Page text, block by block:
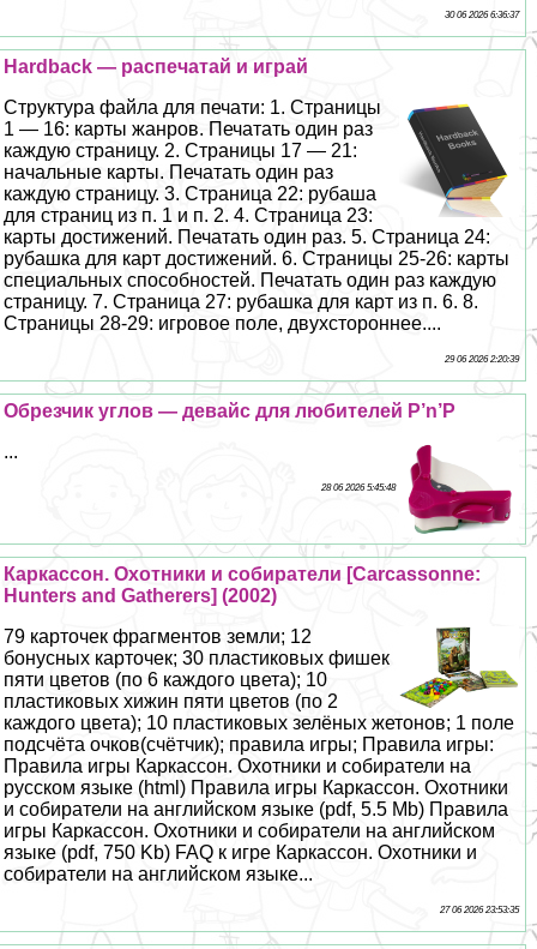
30 06 2026 6:36:37
Hardback — распечатай и играй
Структура файла для печати: 1. Страницы
1 — 16: карты жанров. Печатать один раз
каждую страницу. 2. Страницы 17 — 21:
начальные карты. Печатать один раз
каждую страницу. 3. Страница 22: рубаша
для страниц из п. 1 и п. 2. 4. Страница 23:
карты достижений. Печатать один раз. 5. Страница 24:
рубашка для карт достижений. 6. Страницы 25-26: карты
специальных способностей. Печатать один раз каждую
страницу. 7. Страница 27: рубашка для карт из п. 6. 8.
Страницы 28-29: игровое поле, двухстороннее....
29 06 2026 2:20:39
Обрезчик углов — девайс для любителей P’n’P
...
28 06 2026 5:45:48
Каркассон. Охотники и собиратели [Carcassonne:
Hunters and Gatherers] (2002)
79 карточек фрагментов земли; 12
бонусных карточек; 30 пластиковых фишек
пяти цветов (по 6 каждого цвета); 10
пластиковых хижин пяти цветов (по 2
каждого цвета); 10 пластиковых зелёных жетонов; 1 поле
подсчёта очков(счётчик); правила игры; Правила игры:
Правила игры Каркассон. Охотники и собиратели на
русском языке (html) Правила игры Каркассон. Охотники
и собиратели на английском языке (pdf, 5.5 Mb) Правила
игры Каркассон. Охотники и собиратели на английском
языке (pdf, 750 Kb) FAQ к игре Каркассон. Охотники и
собиратели на английском языке...
27 06 2026 23:53:35